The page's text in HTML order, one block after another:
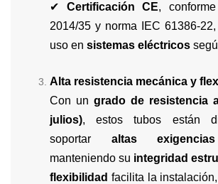
✔ Certificación CE,
2014/35 y norma IEC 61386-
uso en sistemas eléctricos
Alta resistencia mecánica y
Con un grado de resistencia
julios), estos tubos están
soportar altas
manteniendo su integridad
flexibilidad facilita la